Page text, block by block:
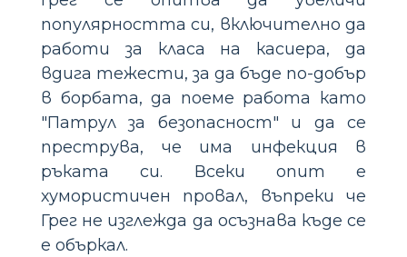
популярността си, включително да
работи за класа на касиера, да
вдига тежести, за да бъде по-добър
в борбата, да поеме работа като
"Патрул за безопасност" и да се
преструва, че има инфекция в
ръката си. Всеки опит е
хумористичен провал, въпреки че
Грег не изглежда да осъзнава къде се
е объркал.